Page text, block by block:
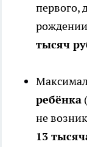
первого,
рождении
тысяч
ребёнка
не
13